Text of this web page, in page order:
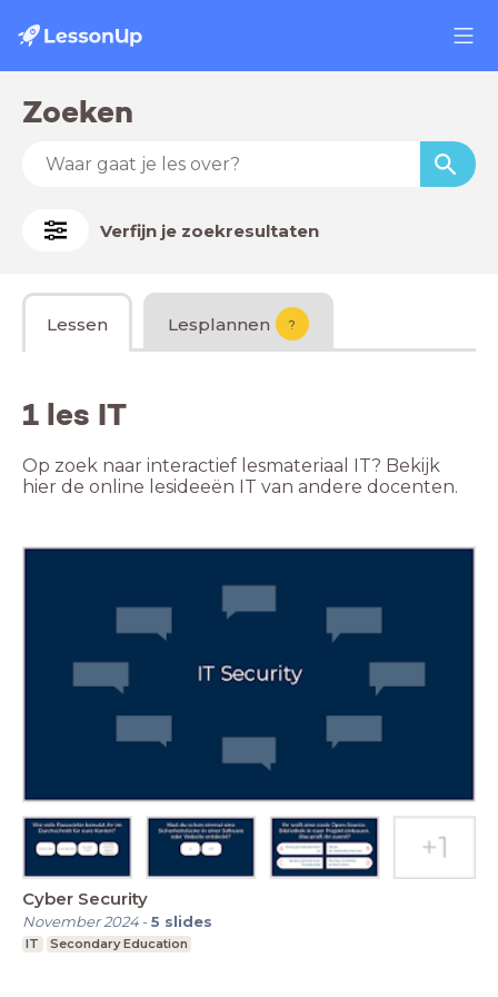
Zoeken
Verfijn je zoekresultaten
Lessen Lesplannen ?
1 les IT
Op zoek naar interactief lesmateriaal IT? Bekijk
hier de online lesideeën IT van andere docenten.
Cyber Security
November 2024-5 slides
IT Secondary Education